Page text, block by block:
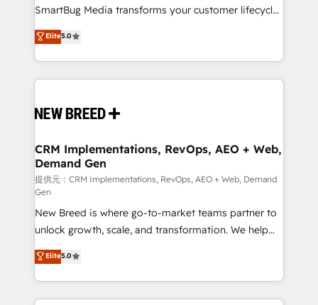
タ品質設計、グループ横断のCRM統合に対応します。
の一部をAIが自律実行する組織への移行を設計・実装。
Breeze・Claude等をHubSpotと連携させ、役割定義・
革を、構想から実装・定着までPMOとして主導。「設
の統合・浸透・変革管理を実行します。 ▸ CMS戦略設
計・構築：リード獲得・CVR・SEOを前提にした情報設
計・導線設計・テンプレート設計をContent Hubで一体
提供。 ▸ 既存CRM・MAからの移行支援：Salesforce・
Marketo・Pardot等からの移行、カスタム設計、履歴
データ移行と活用設計まで。 ▸ AEO対応：ChatGPT・
ンツとサイト構造を最適化。 🏆 なぜ100incを選ぶの
か？ ✓ HubSpot Eliteパートナー認定 ✓ HubSpotアワ
ード受賞・HUGリーダー ✓ ISO27001:2022 /
SmartBug Media transforms your customer lifecycle
into a revenue engine. Our unified ecosystem
includes specialized divisions Globalia (AI &
Software) and Point Success Media (Paid Media),
making this the official home for all three brands. 🔄
and system integrations powered by Globalia’s
trainers to drive platform adoption. 📈 Revenue
Generation - Full-funnel marketing and high-
performance advertising via Point Success Media. -
Expert deployment of Breeze AI and custom agents
to automate growth. 🏆 Elite Excellence - 8 platform
accreditations and deep HIPAA-compliance
expertise. - A team of 250+ experts dedicated to
your resilient growth.
Elite5.0
CRM Implementations, RevOps, AEO + Web,
Demand Gen
提供元：CRM Implementations, RevOps, AEO + Web, Demand
Gen
New Breed is where go-to-market teams partner to
unlock growth, scale, and transformation. We help
companies activate HubSpot’s AI-powered
customer platform and operationalize HubSpot’s
Loop Marketing framework through expert-led
services, smart agents, and purpose-built apps,
Elite5.0